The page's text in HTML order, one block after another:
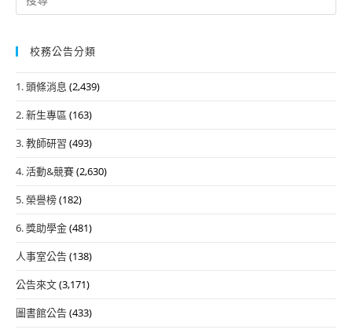
for:
校務公告分類
1. 頭條消息 (2,439)
2. 新生專區 (163)
3. 教師研習 (493)
4. 活動&競賽(2,630)
5. 榮譽榜(182)
6. 獎助學金(481)
人事室公告(138)
公告來文(3,171)
圖書館公告(433)